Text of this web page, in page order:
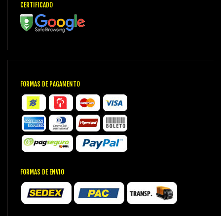
CERTIFICADO
FORMAS DE PAGAMENTO
FORMAS DE ENVIO